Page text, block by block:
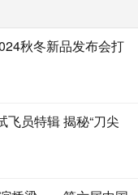
，但李旭对自己的要求
其形容为一位“大胆”的
，第一次拍电影就大胆
花有了全新的表演体
仁花与导演李旭的合作
自己想要什么的导演。
扰而放弃自己的追求，
”起来，拍摄阶段似乎
束缚的艺术创作氛围。
秋冬新品发布会打
飞员特辑 揭秘“刀尖